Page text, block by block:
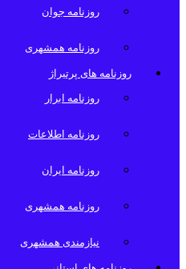
روزنامه جوان
روزنامه همشهری
روزنامه های پرتیراژ
روزنامه ابرار
روزنامه اطلاعات
روزنامه ایران
روزنامه همشهری
نیازمندی همشهری